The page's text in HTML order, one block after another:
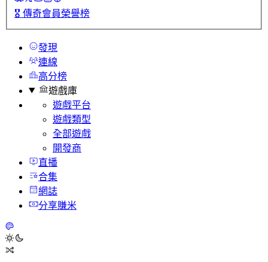
🎖️ 傳奇會員榮譽榜
發現
連線
高分榜
遊戲庫
遊戲平台
遊戲類型
全部遊戲
開發商
直播
合集
網誌
分享賺米